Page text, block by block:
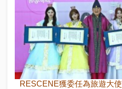
RESCENE獲委任為旅遊大